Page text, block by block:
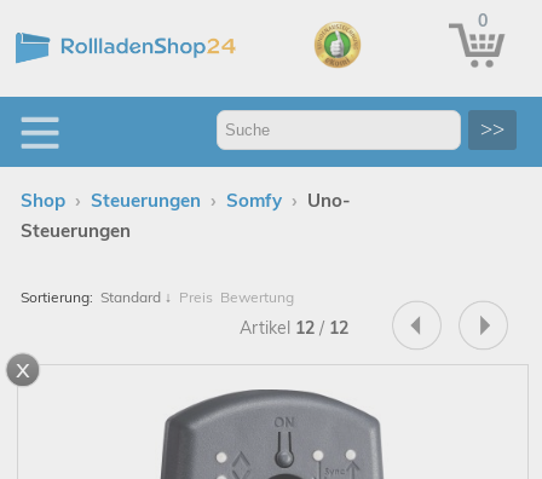
0
>>
Shop › Steuerungen › Somfy › Uno-
Steuerungen
Sortierung: Standard ↓ Preis Bewertung
Artikel 12 / 12
x